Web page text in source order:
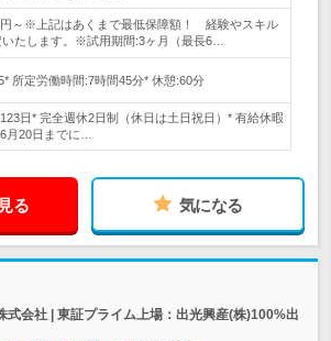
円～※上記はあくまで最低保障額！ 経験やスキル
いたします。※試用期間:3ヶ月（最長6…
所定労働時間:7時間45分* 休憩:60分
日* 完全週休2日制（休日は土日祝日）* 有給休暇
月20日までに…
る 気になる
式会社 | 東証プライム上場：出光興産(株)100%出